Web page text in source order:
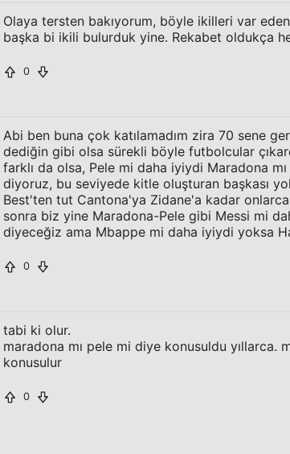
Olaya tersten bakıyorum, böyle ikilleri var
başka bi ikili bulurduk yine. Rekabet oldukça
0
Abi ben buna çok katılamadım zira 70 sene
dediğin gibi olsa sürekli böyle futbolcular
farklı da olsa, Pele mi daha iyiydi Maradona
diyoruz, bu seviyede kitle oluşturan başkası
Best'ten tut Cantona'ya Zidane'a kadar
sonra biz yine Maradona-Pele gibi Messi mi
diyeceğiz ama Mbappe mi daha iyiydi yoksa
0
tabi ki olur.
maradona mı pele mi diye konusuldu yıllarca.
konusulur
0